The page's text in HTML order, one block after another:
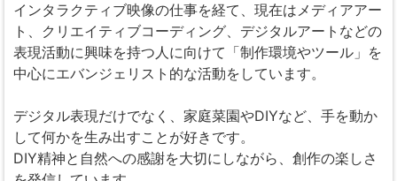
インタラクティブ映像の仕事を経て、現在はメディアアー
ト、クリエイティブコーディング、デジタルアートなどの
表現活動に興味を持つ人に向けて「制作環境やツール」を
中心にエバンジェリスト的な活動をしています。
デジタル表現だけでなく、家庭菜園やDIYなど、手を動か
して何かを生み出すことが好きです。
DIY精神と自然への感謝を大切にしながら、創作の楽しさ